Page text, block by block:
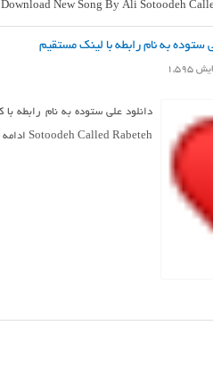
به نام رابطه با لینک مستقیم
1,595
Sotoodeh Called Rabeteh ادامه مطلب